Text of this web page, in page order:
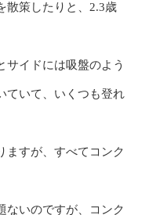
散策したりと、2.3歳
サイドには吸盤のよう
ていて、いくつも登れ
ますが、すべてコンク
ないのですが、コンク